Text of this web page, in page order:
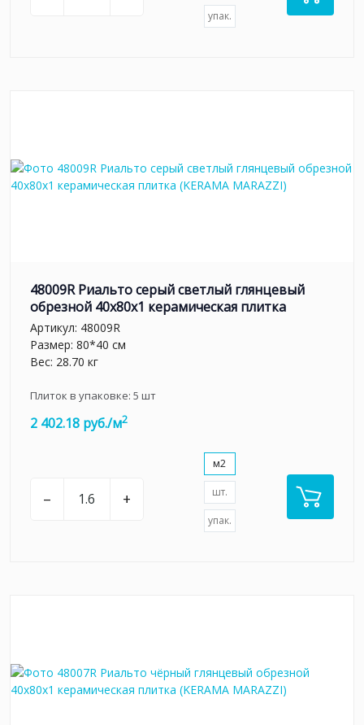
упак.
48009R Риальто серый светлый глянцевый
обрезной 40x80x1 керамическая плитка
Артикул: 48009R
Размер: 80*40 см
Вес: 28.70 кг
Плиток в упаковке: 5 шт
2 402.18 руб./м2
– +
м2
шт.
упак.